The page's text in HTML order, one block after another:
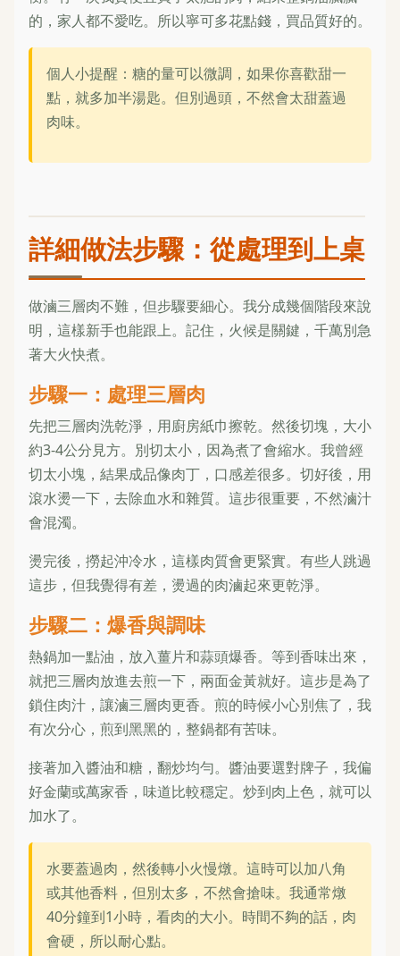
的，家人都不愛吃。所以寧可多花點錢，買品質好的。
個人小提醒：糖的量可以微調，如果你喜歡甜一
點，就多加半湯匙。但別過頭，不然會太甜蓋過
肉味。
詳細做法步驟：從處理到上桌
做滷三層肉不難，但步驟要細心。我分成幾個階段來說
明，這樣新手也能跟上。記住，火候是關鍵，千萬別急
著大火快煮。
步驟一：處理三層肉
先把三層肉洗乾淨，用廚房紙巾擦乾。然後切塊，大小
約3-4公分見方。別切太小，因為煮了會縮水。我曾經
切太小塊，結果成品像肉丁，口感差很多。切好後，用
滾水燙一下，去除血水和雜質。這步很重要，不然滷汁
會混濁。
燙完後，撈起沖冷水，這樣肉質會更緊實。有些人跳過
這步，但我覺得有差，燙過的肉滷起來更乾淨。
步驟二：爆香與調味
熱鍋加一點油，放入薑片和蒜頭爆香。等到香味出來，
就把三層肉放進去煎一下，兩面金黃就好。這步是為了
鎖住肉汁，讓滷三層肉更香。煎的時候小心別焦了，我
有次分心，煎到黑黑的，整鍋都有苦味。
接著加入醬油和糖，翻炒均勻。醬油要選對牌子，我偏
好金蘭或萬家香，味道比較穩定。炒到肉上色，就可以
加水了。
水要蓋過肉，然後轉小火慢燉。這時可以加八角
或其他香料，但別太多，不然會搶味。我通常燉
40分鐘到1小時，看肉的大小。時間不夠的話，肉
會硬，所以耐心點。